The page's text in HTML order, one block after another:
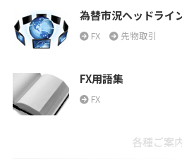
為替市況ヘッドライ
FX 先物取引
FX用語集
FX
各種ご案